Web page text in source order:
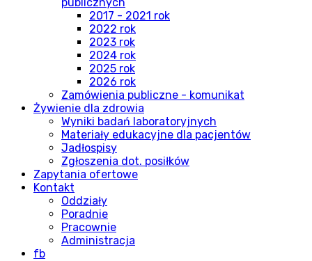
2017 - 2021 rok
2022 rok
2023 rok
2024 rok
2025 rok
2026 rok
Zamówienia publiczne - komunikat
Żywienie dla zdrowia
Wyniki badań laboratoryjnych
Materiały edukacyjne dla pacjentów
Jadłospisy
Zgłoszenia dot. posiłków
Zapytania ofertowe
Kontakt
Oddziały
Poradnie
Pracownie
Administracja
fb